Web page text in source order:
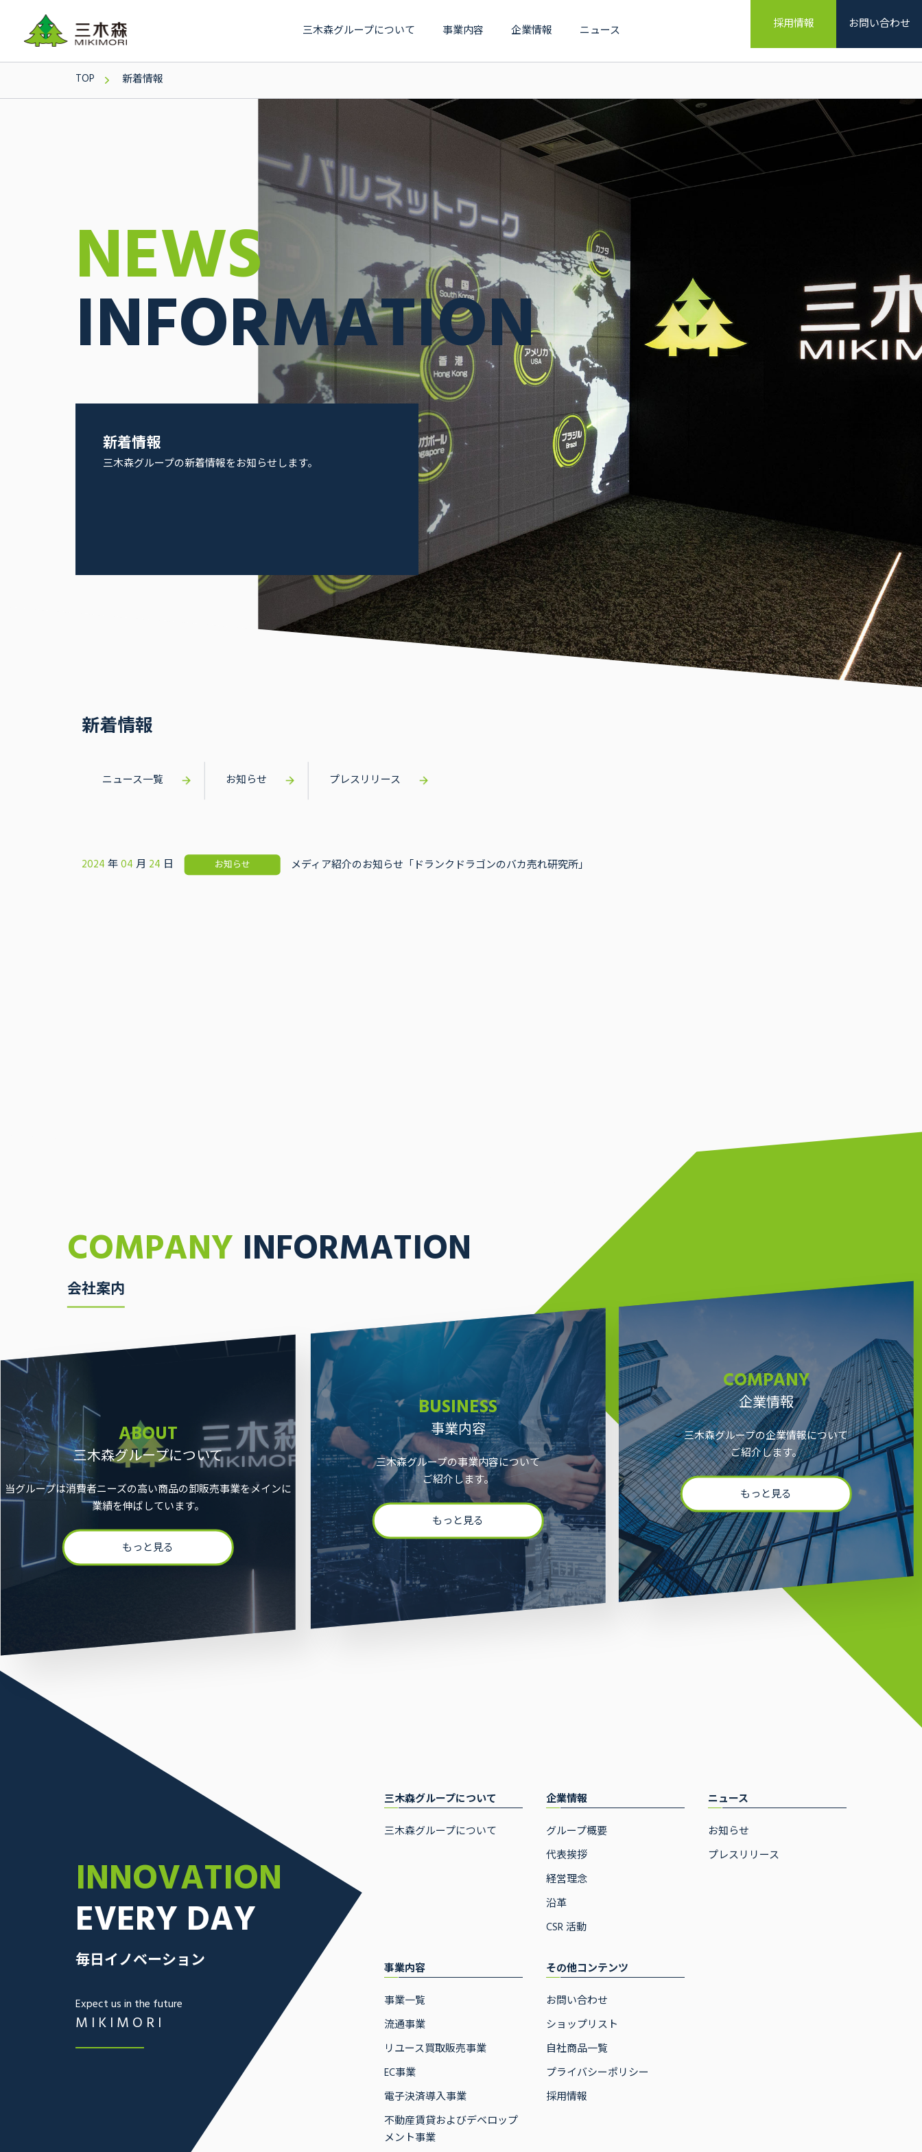
三木森グループについて 事業内容 企業情報 ニュース 採用情報 お問い合わせ
TOP 新着情報
NEWS
INFORMATION
新着情報
三木森グループの新着情報をお知らせします。
新着情報
ニュース一覧 お知らせ プレスリリース
2024 年04 月 24 日 お知らせ メディア紹介のお知らせ「ドランクドラゴンのバカ売れ研究所」
COMPANY INFORMATION
会社案内
ABOUT
三木森グループについて
当グループは消費者ニーズの高い商品の卸販売事業をメインに
業績を伸ばしています。
もっと見る
BUSINESS
事業内容
三木森グループの事業内容について
ご紹介します。
もっと見る
COMPANY
企業情報
三木森グループの企業情報について
ご紹介します。
もっと見る
INNOVATION
EVERY DAY
毎日イノベーション
Expect us in the future
MIKIMORI
三木森グループについて
三木森グループについて
企業情報
グループ概要
代表挨拶
経営理念
沿革
CSR 活動
ニュース
お知らせ
プレスリリース
事業内容
事業一覧
流通事業
リユース買取販売事業
EC事業
電子決済導入事業
不動産賃貸およびデベロップ
メント事業
その他コンテンツ
お問い合わせ
ショップリスト
自社商品一覧
プライバシーポリシー
採用情報